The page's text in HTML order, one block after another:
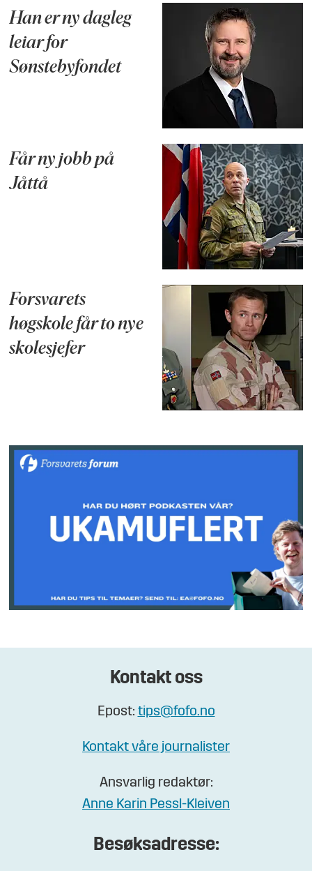
Han er ny dagleg
leiar for
Sønstebyfondet
Får ny jobb på
Jåttå
Forsvarets
høgskole får to nye
skolesjefer
Kontakt oss
Epost: tips@fofo.no
Kontakt våre journalister
Ansvarlig redaktør:
Anne Karin Pessl-Kleiven
Besøksadresse: